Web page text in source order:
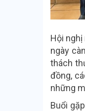
Hội nghị
ngày
thách
đồng,
những
Buổi